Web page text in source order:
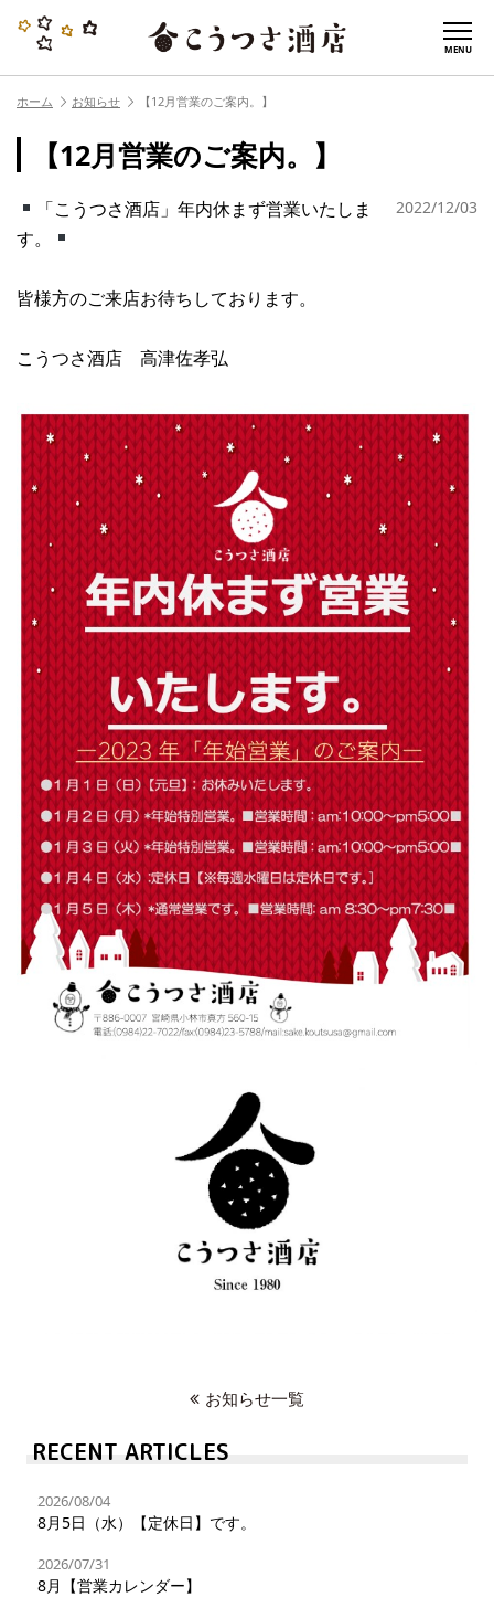
MENU
ホーム お知らせ 【12月営業のご案内。】
【12月営業のご案内。】
2022/12/03
「こうつさ酒店」年内休まず営業いたしま
す。
皆様方のご来店お待ちしております。
こうつさ酒店 高津佐孝弘
お知らせ一覧
RECENT ARTICLES
2026/08/04
8月5日（水）【定休日】です。
2026/07/31
8月【営業カレンダー】